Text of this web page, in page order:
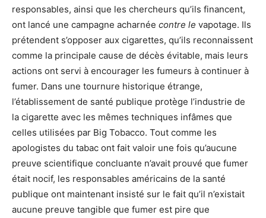
responsables, ainsi que les chercheurs qu’ils financent,
ont lancé une campagne acharnée contre le vapotage. Ils
prétendent s’opposer aux cigarettes, qu’ils reconnaissent
comme la principale cause de décès évitable, mais leurs
actions ont servi à encourager les fumeurs à continuer à
fumer. Dans une tournure historique étrange,
l’établissement de santé publique protège l’industrie de
la cigarette avec les mêmes techniques infâmes que
celles utilisées par Big Tobacco. Tout comme les
apologistes du tabac ont fait valoir une fois qu’aucune
preuve scientifique concluante n’avait prouvé que fumer
était nocif, les responsables américains de la santé
publique ont maintenant insisté sur le fait qu’il n’existait
aucune preuve tangible que fumer est pire que